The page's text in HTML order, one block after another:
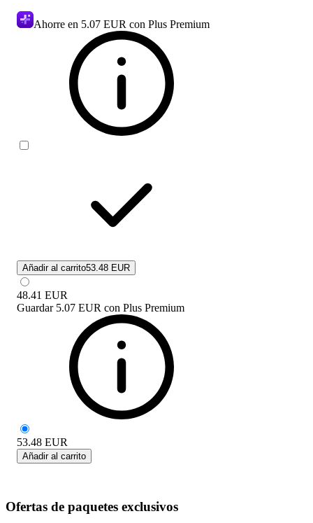
Ahorre en 5.07 EUR con Plus Premium
Añadir al carrito53.48 EUR
48.41 EUR
Guardar 5.07 EUR con Plus Premium
53.48 EUR
Añadir al carrito
Ofertas de paquetes exclusivos